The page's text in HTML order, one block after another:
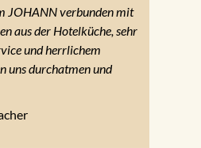
JOHANN verbunden mit
aus der Hotelküche, sehr
und herrlichem
uns durchatmen und